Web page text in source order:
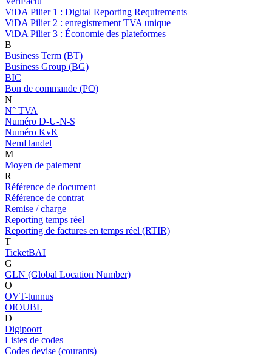
ViDA Pilier 1 : Digital Reporting Requirements
ViDA Pilier 2 : enregistrement TVA unique
ViDA Pilier 3 : Économie des plateformes
B
Business Term (BT)
Business Group (BG)
BIC
Bon de commande (PO)
N
N° TVA
Numéro D-U-N-S
Numéro KvK
NemHandel
M
Moyen de paiement
R
Référence de document
Référence de contrat
Remise / charge
Reporting temps réel
Reporting de factures en temps réel (RTIR)
T
TicketBAI
G
GLN (Global Location Number)
O
OVT-tunnus
OIOUBL
D
Digipoort
Listes de codes
Codes devise (courants)